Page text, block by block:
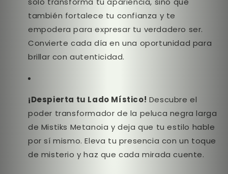
también fortalece tu confianza y te
empodera para expresar tu verdadero ser.
Convierte cada día en una oportunidad para
brillar con autenticidad.
¡Despierta tu Lado Místico! Descubre el
poder transformador de la peluca negra larga
de Mistiks Metanoia y deja que tu estilo hable
por sí mismo. Eleva tu presencia con un toque
de misterio y haz que cada mirada cuente.